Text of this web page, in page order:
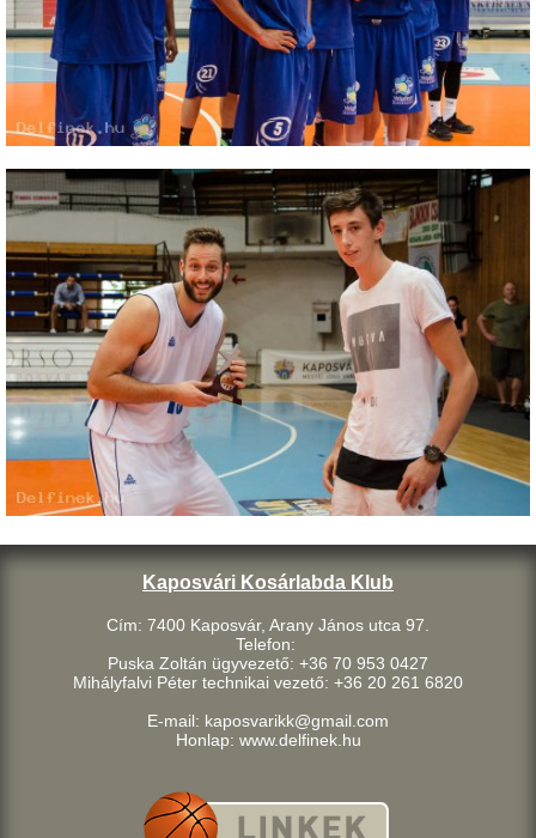
Kaposvári Kosárlabda Klub
Cím: 7400 Kaposvár, Arany János utca 97.
Telefon:
Puska Zoltán ügyvezető: +36 70 953 0427
Mihályfalvi Péter technikai vezető: +36 20 261 6820
E-mail: kaposvarikk@gmail.com
Honlap: www.delfinek.hu